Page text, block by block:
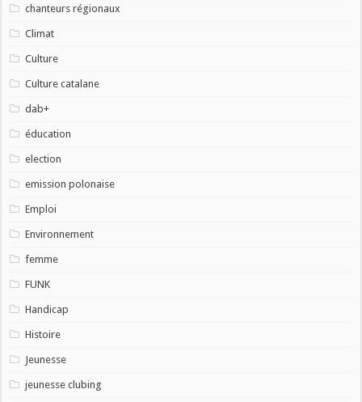
chanteurs régionaux
Climat
Culture
Culture catalane
dab+
éducation
election
emission polonaise
Emploi
Environnement
femme
FUNK
Handicap
Histoire
Jeunesse
jeunesse clubing